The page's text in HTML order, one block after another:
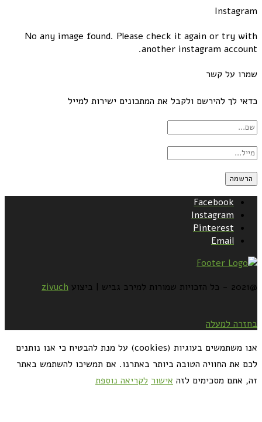
Instagram
No any image found. Please check it again or try with
another instagram account.
שמרו על קשר
כדאי לך להירשם ולקבל את המתכונים ישירות למייל
Facebook
Instagram
Pinterest
Email
@2021 - כל הזכויות שמורות למירב גביש | ביצוע zivuch
בחזרה למעלה
אנו משתמשים בעוגיות (cookies) על מנת להבטיח כי אנו נותנים
לכם את החוויה הטובה ביותר באתרנו. אם תמשיכו להשתמש באתר
זה, אתם מסכימים לזה אישור לקריאה נוספת